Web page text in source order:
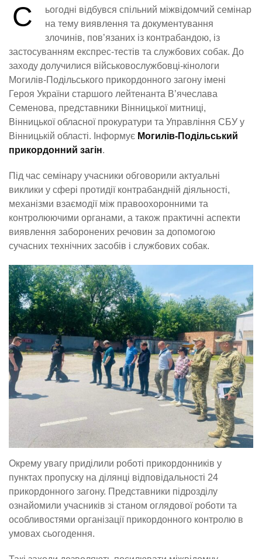
С
ьогодні відбувся спільний міжвідомчий семінар
на тему виявлення та документування
злочинів, пов’язаних із контрабандою, із
застосуванням експрес-тестів та службових собак. До
заходу долучилися військовослужбовці-кінологи
Могилів-Подільського прикордонного загону імені
Героя України старшого лейтенанта В’ячеслава
Семенова, представники Вінницької митниці,
Вінницької обласної прокуратури та Управління СБУ у
Вінницькій області. Інформує Могилів-Подільський
прикордонний загін.
Під час семінару учасники обговорили актуальні
виклики у сфері протидії контрабандній діяльності,
механізми взаємодії між правоохоронними та
контролюючими органами, а також практичні аспекти
виявлення заборонених речовин за допомогою
сучасних технічних засобів і службових собак.
Окрему увагу приділили роботі прикордонників у
пунктах пропуску на ділянці відповідальності 24
прикордонного загону. Представники підрозділу
ознайомили учасників зі станом оглядової роботи та
особливостями організації прикордонного контролю в
умовах сьогодення.